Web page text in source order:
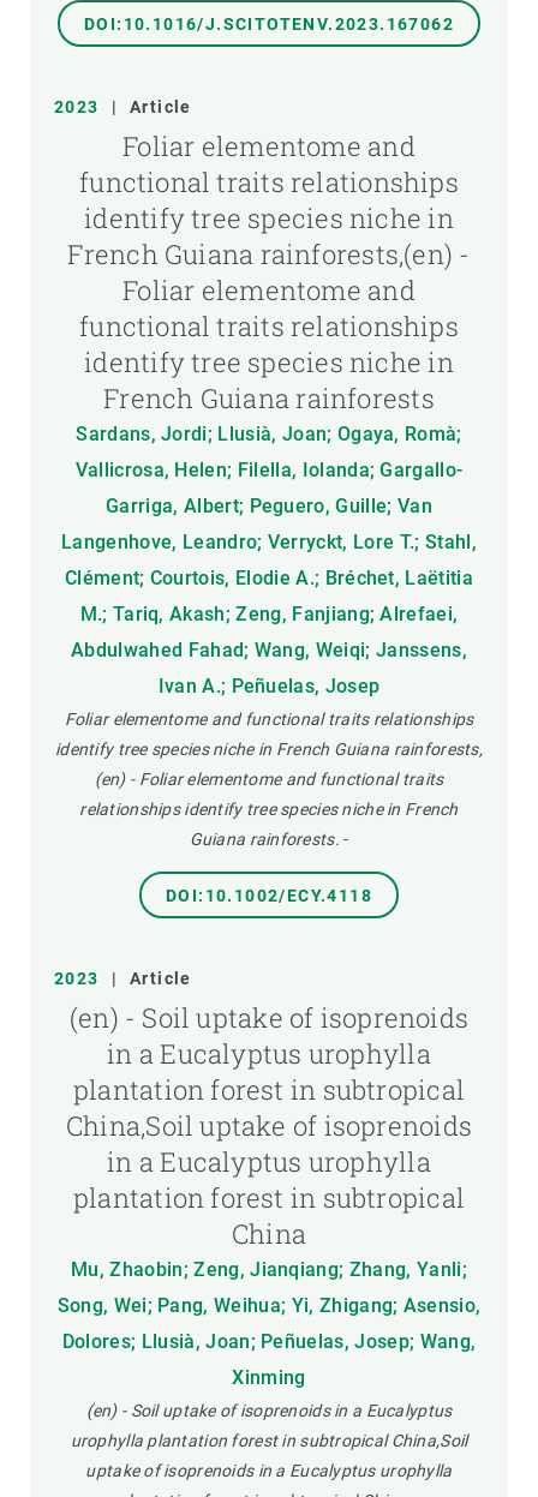
DOI:10.1016/J.SCITOTENV.2023.167062
2023 | Article
Foliar elementome and
functional traits relationships
identify tree species niche in
French Guiana rainforests,(en) -
Foliar elementome and
functional traits relationships
identify tree species niche in
French Guiana rainforests
Sardans, Jordi; Llusià, Joan; Ogaya, Romà;
Vallicrosa, Helen; Filella, Iolanda; Gargallo-
Garriga, Albert; Peguero, Guille; Van
Langenhove, Leandro; Verryckt, Lore T.; Stahl,
Clément; Courtois, Elodie A.; Bréchet, Laëtitia
M.; Tariq, Akash; Zeng, Fanjiang; Alrefaei,
Abdulwahed Fahad; Wang, Weiqi; Janssens,
Ivan A.; Peñuelas, Josep
Foliar elementome and functional traits relationships
identify tree species niche in French Guiana rainforests,
(en) - Foliar elementome and functional traits
relationships identify tree species niche in French
Guiana rainforests. -
DOI:10.1002/ECY.4118
2023 | Article
(en) - Soil uptake of isoprenoids
in a Eucalyptus urophylla
plantation forest in subtropical
China,Soil uptake of isoprenoids
in a Eucalyptus urophylla
plantation forest in subtropical
China
Mu, Zhaobin; Zeng, Jianqiang; Zhang, Yanli;
Song, Wei; Pang, Weihua; Yi, Zhigang; Asensio,
Dolores; Llusià, Joan; Peñuelas, Josep; Wang,
Xinming
(en) - Soil uptake of isoprenoids in a Eucalyptus
urophylla plantation forest in subtropical China,Soil
uptake of isoprenoids in a Eucalyptus urophylla